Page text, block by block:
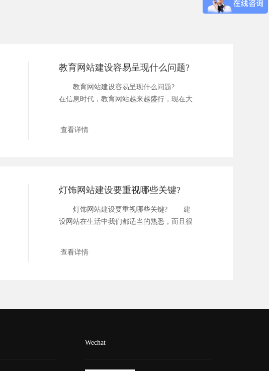
教育网站建设容易呈现什么问题?
教育网站建设容易呈现什么问题?
在信息时代，教育网站越来越盛行，现在大
查看详情
灯饰网站建设要重视哪些关键?
灯饰网站建设要重视哪些关键? 建
设网站在生活中我们都适当的熟悉，而且很
查看详情
Wechat